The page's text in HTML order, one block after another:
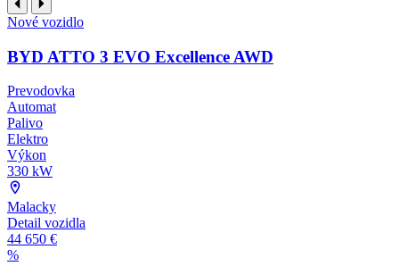
Nové vozidlo
BYD ATTO 3 EVO Excellence AWD
Prevodovka
Automat
Palivo
Elektro
Výkon
330 kW
Malacky
Detail vozidla
44 650 €
%